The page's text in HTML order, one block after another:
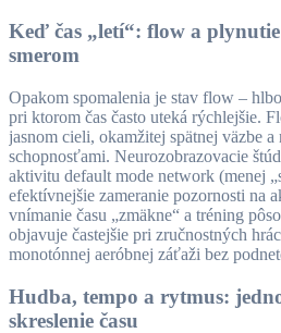
Keď čas „letí“: flow a
smerom
Opakom spomalenia je stav flow –
pri ktorom čas často uteká rýchlejšie.
jasnom cieli, okamžitej spätnej väzbe
schopnosťami. Neurozobrazovacie
aktivitu default mode network (menej
efektívnejšie zameranie pozornosti na
vnímanie času „zmäkne“ a tréning
objavuje častejšie pri zručnostných
monotónnej aeróbnej záťaži bez
Hudba, tempo a rytmus:
skreslenie času